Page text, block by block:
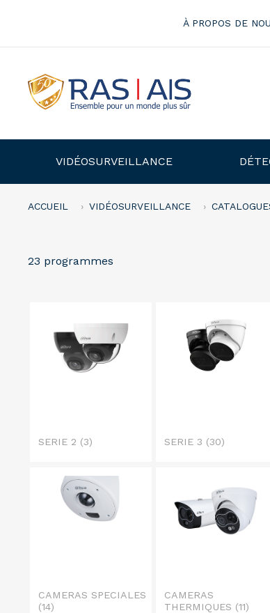
À PROPOS DE
VIDÉOSURVEILLANCE
ACCUEIL VIDÉOSURVEILLANCE
23 programmes
SERIE 2 (3) SERIE 3 (30)
CAMERAS SPECIALES
(14)
CAMERAS
THERMIQUES (11)